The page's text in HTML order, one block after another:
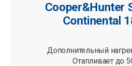
Cooper&Hunter
Continental
Дополнительный
Отапливает до